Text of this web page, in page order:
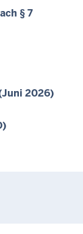
§ 7
2026)